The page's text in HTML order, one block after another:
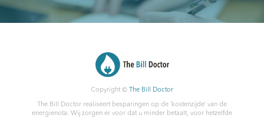
Copyright © The Bill Doctor
The Bill Doctor realiseert besparingen op de ‘kostenzijde’ van de
energienota. Wij zorgen er voor dat u minder betaalt, voor hetzelfde